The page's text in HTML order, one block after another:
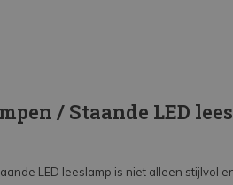
/ Staande LED
LED leeslamp is niet alleen stijlvol